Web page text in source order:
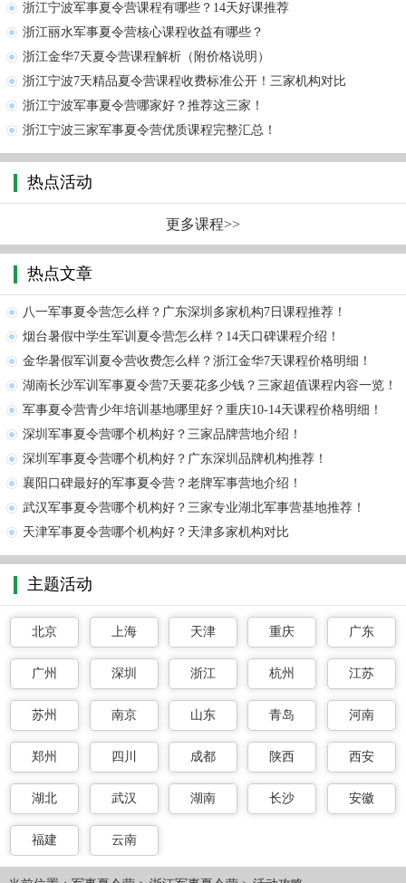
浙江宁波军事夏令营课程有哪些？14天好课推荐
浙江丽水军事夏令营核心课程收益有哪些？
浙江金华7天夏令营课程解析（附价格说明）
浙江宁波7天精品夏令营课程收费标准公开！三家机构对比
浙江宁波军事夏令营哪家好？推荐这三家！
浙江宁波三家军事夏令营优质课程完整汇总！
热点活动
更多课程>>
热点文章
八一军事夏令营怎么样？广东深圳多家机构7日课程推荐！
烟台暑假中学生军训夏令营怎么样？14天口碑课程介绍！
金华暑假军训夏令营收费怎么样？浙江金华7天课程价格明细！
湖南长沙军训军事夏令营7天要花多少钱？三家超值课程内容一览！
军事夏令营青少年培训基地哪里好？重庆10-14天课程价格明细！
深圳军事夏令营哪个机构好？三家品牌营地介绍！
深圳军事夏令营哪个机构好？广东深圳品牌机构推荐！
襄阳口碑最好的军事夏令营？老牌军事营地介绍！
武汉军事夏令营哪个机构好？三家专业湖北军事营基地推荐！
天津军事夏令营哪个机构好？天津多家机构对比
主题活动
北京 上海 天津 重庆 广东
广州 深圳 浙江 杭州 江苏
苏州 南京 山东 青岛 河南
郑州 四川 成都 陕西 西安
湖北 武汉 湖南 长沙 安徽
福建 云南